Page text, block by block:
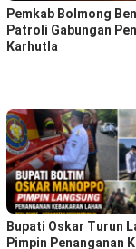
Pemkab Bolmong
Patroli Gabungan
Karhutla
Bupati Oskar Turun
Pimpin Penanganan